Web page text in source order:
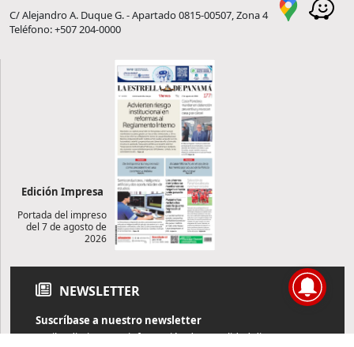
C/ Alejandro A. Duque G. - Apartado 0815-00507, Zona 4
Teléfono: +507 204-0000
Edición Impresa
Portada del impreso
del 7 de agosto de
2026
NEWSLETTER
Suscríbase a nuestro newsletter
Reciba diariamente información de actualidad directamente en